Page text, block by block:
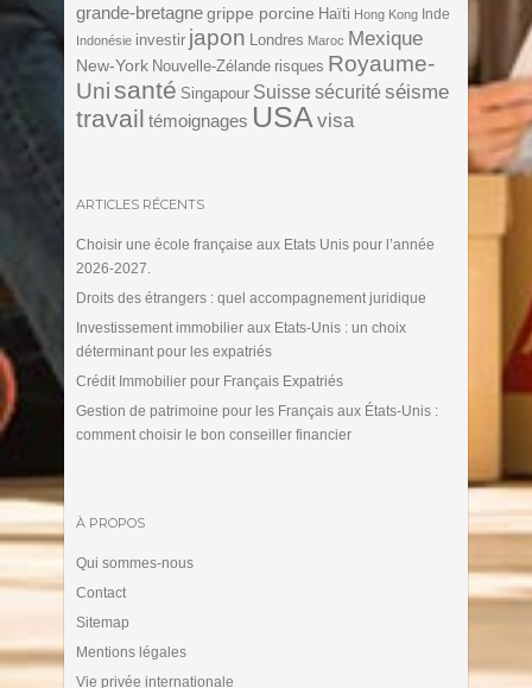
grande-bretagne grippe porcine Haïti Hong Kong Inde
Indonésie investir japon Londres Maroc Mexique
New-York Nouvelle-Zélande risques Royaume-
Unisanté Singapour Suisse sécurité séisme
travail témoignages USA visa
ARTICLES RÉCENTS
Choisir une école française aux Etats Unis pour l’année
2026-2027.
Droits des étrangers : quel accompagnement juridique
Investissement immobilier aux Etats-Unis : un choix
déterminant pour les expatriés
Crédit Immobilier pour Français Expatriés
Gestion de patrimoine pour les Français aux États-Unis :
comment choisir le bon conseiller financier
À PROPOS
Qui sommes-nous
Contact
Sitemap
Mentions légales
Vie privée internationale